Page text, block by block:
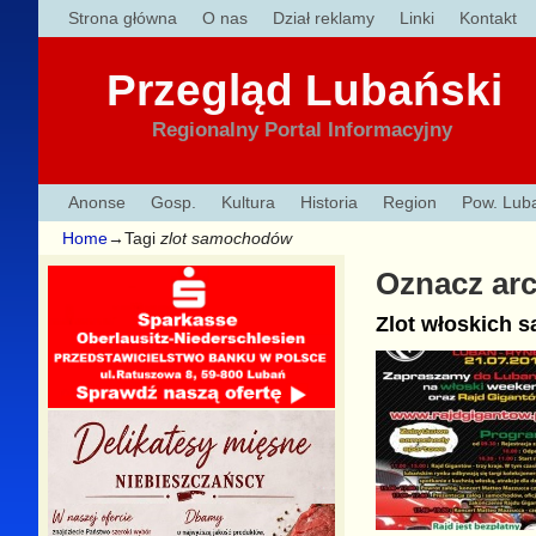
Strona główna O nas Dział reklamy Linki Kontakt
Przegląd Lubański
Regionalny Portal Informacyjny
Anonse Gosp. Kultura Historia Region Pow.
Home→Tagi zlot samochodów
Oznacz
Zlot włoskich